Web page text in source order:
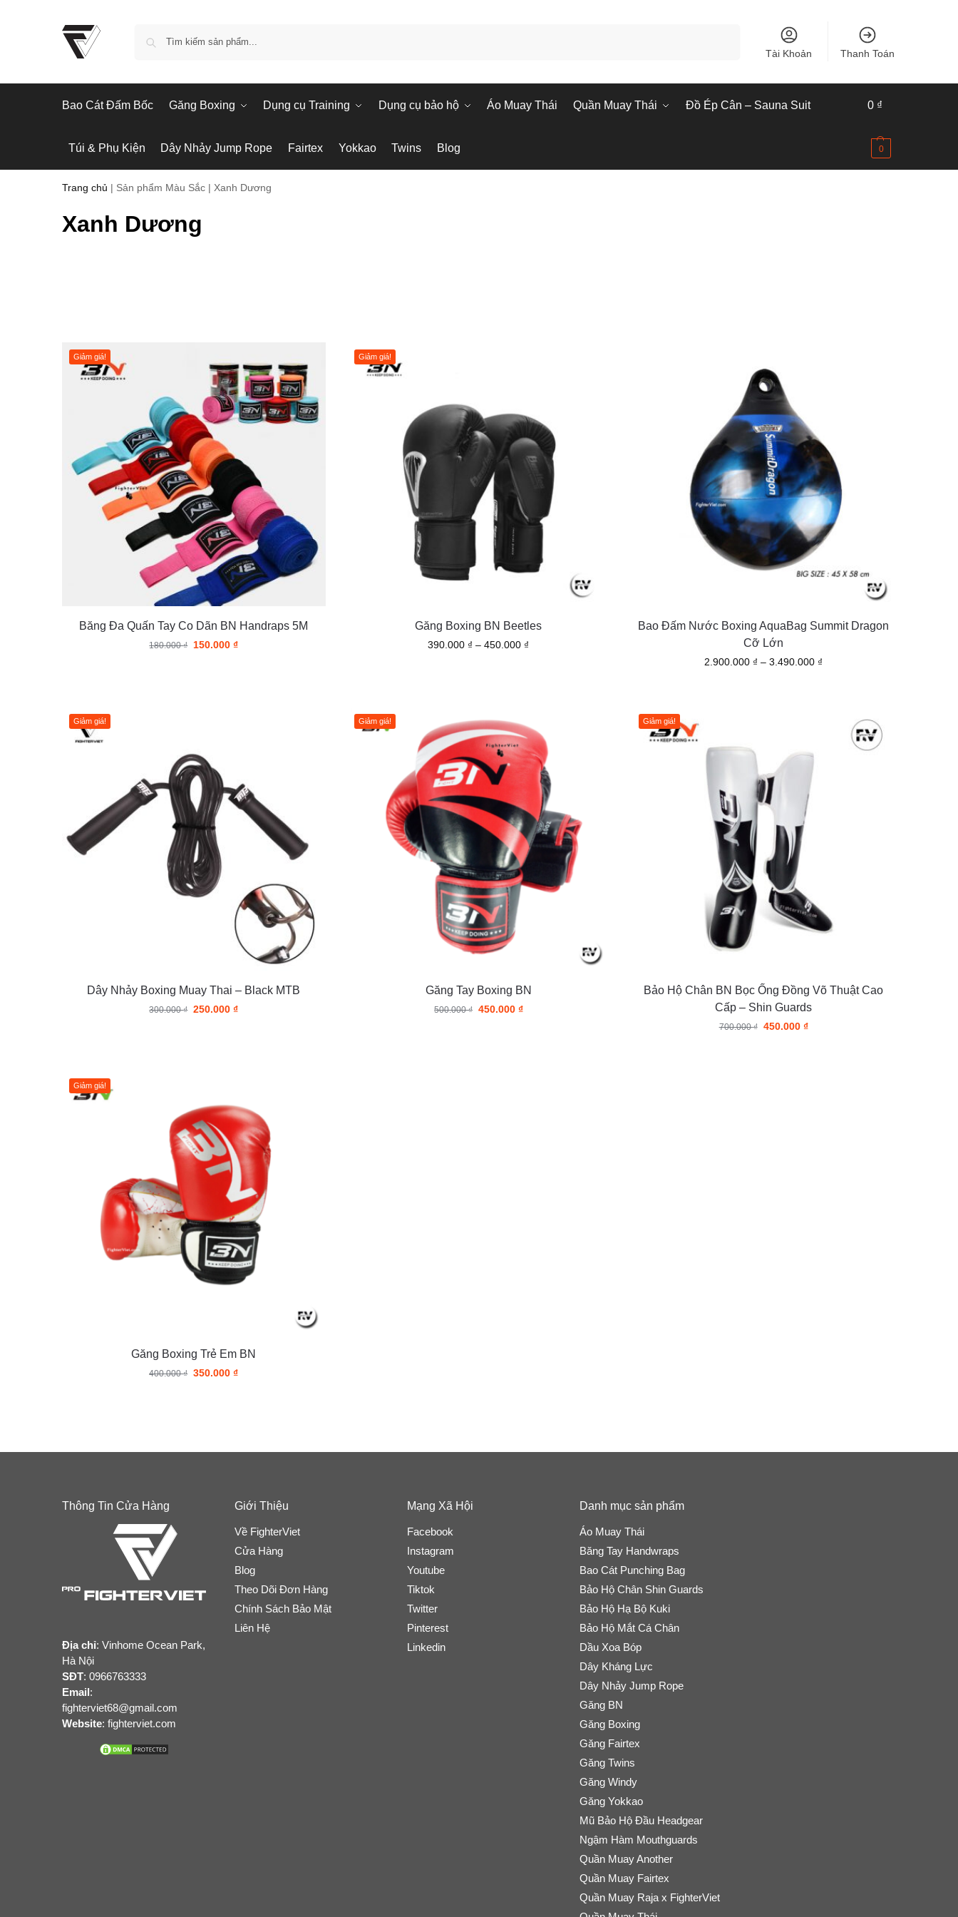
Tài Khoản Thanh Toán
Bao Cát Đấm Bốc Găng Boxing Dụng cụ Training Dụng cụ bảo hộ Áo Muay Thái Quần Muay Thái Đồ Ép Cân – Sauna Suit
Túi & Phụ Kiện Dây Nhảy Jump Rope Fairtex Yokkao Twins Blog
0 ₫
0
Trang chủ Sản phẩm Màu Sắc Xanh Dương
Xanh Dương
Giảm giá!
Băng Đa Quấn Tay Co Dãn BN Handraps 5M
180.000₫ 150.000₫
Giảm giá!
Găng Boxing BN Beetles
390.000 ₫ – 450.000 ₫
Bao Đấm Nước Boxing AquaBag Summit Dragon
Cỡ Lớn
2.900.000 ₫ – 3.490.000 ₫
Giảm giá!
Dây Nhảy Boxing Muay Thai – Black MTB
300.000₫ 250.000₫
Giảm giá!
Găng Tay Boxing BN
500.000₫ 450.000 ₫
Giảm giá!
Bảo Hộ Chân BN Bọc Ống Đồng Võ Thuật Cao
Cấp – Shin Guards
700.000₫ 450.000 ₫
Giảm giá!
Găng Boxing Trẻ Em BN
400.000₫ 350.000₫
Thông Tin Cửa Hàng
Địa chỉ: Vinhome Ocean Park,
Hà Nội
SĐT: 0966763333
Email:
fighterviet68@gmail.com
Website: fighterviet.com
Giới Thiệu
Về FighterViet
Cửa Hàng
Blog
Theo Dõi Đơn Hàng
Chính Sách Bảo Mật
Liên Hệ
Mạng Xã Hội
Facebook
Instagram
Youtube
Tiktok
Twitter
Pinterest
Linkedin
Danh mục sản phẩm
Áo Muay Thái
Băng Tay Handwraps
Bao Cát Punching Bag
Bảo Hộ Chân Shin Guards
Bảo Hộ Hạ Bộ Kuki
Bảo Hộ Mắt Cá Chân
Dầu Xoa Bóp
Dây Kháng Lực
Dây Nhảy Jump Rope
Găng BN
Găng Boxing
Găng Fairtex
Găng Twins
Găng Windy
Găng Yokkao
Mũ Bảo Hộ Đầu Headgear
Ngậm Hàm Mouthguards
Quần Muay Another
Quần Muay Fairtex
Quần Muay Raja x FighterViet